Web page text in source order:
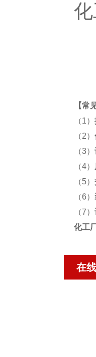
【常
（1）
（2）
（3）
（4）
（5）
（6）
（7）
化工
在